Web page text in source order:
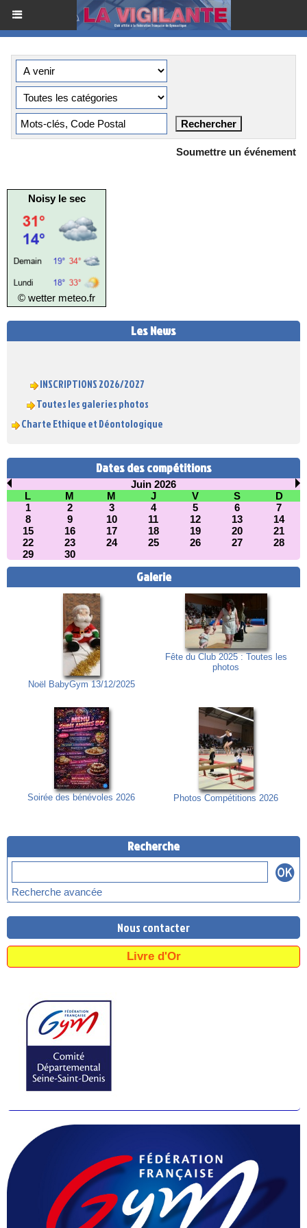
Soumettre un événement
Noisy le sec
© wetter meteo.fr
Les News
INSCRIPTIONS 2026/2027
Toutes les galeries photos
Charte Ethique et Déontologique
Dates des compétitions
Juin 2026
L
M M J V S
D
1
2 3 4 5 6
7
8
9 10 11 12 13
14
15
16 17 18 19 20
21
22
23 24 25 26 27
28
29
30
Galerie
Noël BabyGym 13/12/2025
Fête du Club 2025 : Toutes les
photos
Soirée des bénévoles 2026 Photos Compétitions 2026
Recherche
Recherche avancée
Nous contacter
Livre d'Or